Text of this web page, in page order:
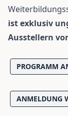
ist exklusiv
Ausstellern
PROGRAMM
ANMELDUNG